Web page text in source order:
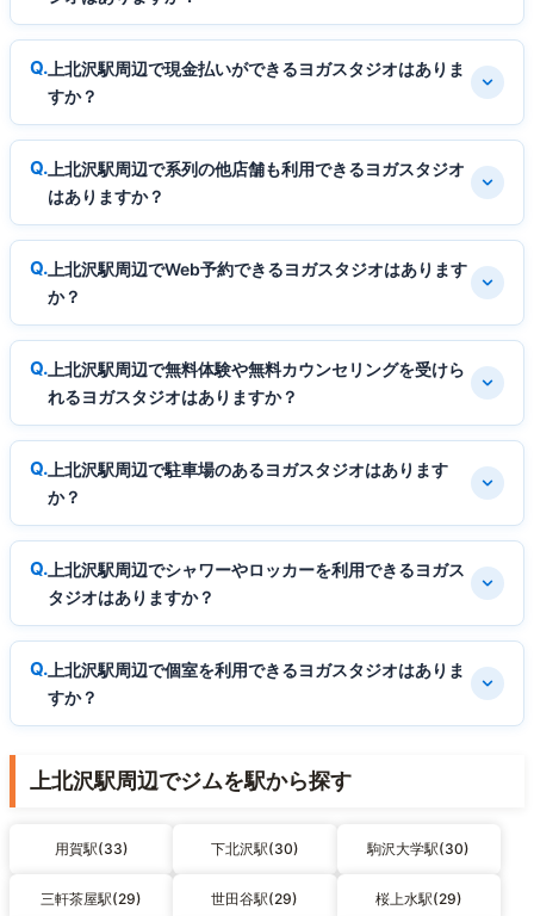
上北沢駅周辺で現金払いができるヨガスタジオはありま
すか？
上北沢駅周辺で系列の他店舗も利用できるヨガスタジオ
はありますか？
上北沢駅周辺でWeb予約できるヨガスタジオはあります
か？
上北沢駅周辺で無料体験や無料カウンセリングを受けら
れるヨガスタジオはありますか？
上北沢駅周辺で駐車場のあるヨガスタジオはあります
か？
上北沢駅周辺でシャワーやロッカーを利用できるヨガス
タジオはありますか？
上北沢駅周辺で個室を利用できるヨガスタジオはありま
すか？
上北沢駅周辺でジムを駅から探す
用賀駅(33) 下北沢駅(30) 駒沢大学駅(30)
三軒茶屋駅(29) 世田谷駅(29) 桜上水駅(29)